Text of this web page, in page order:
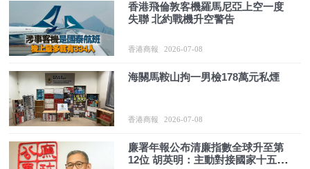
香港飛倫敦客機羅馬尼亞上空一度
失聯 北約戰機升空警告
香港商報 2026-07-08
海關馬鞍山拘一男檢178萬元私煙
香港商報 2026-07-08
廉署年報公布清廉指數全球升至第
12位 胡英明：主動對接國家十五五